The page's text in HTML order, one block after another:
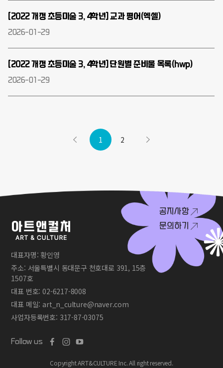
[2022 개정 초등미술 3, 4학년] 교과 평어(엑셀)
2026-01-29
[2022 개정 초등미술 3, 4학년] 단원별 준비물 목록(hwp)
2026-01-29
1 2
대표자명: 황인영
주소: 서울특별시 동대문구 천호대로 391, 15층
1507호
대표 번호: 02-6217-8008
대표 메일: art_n_culture@naver.com
사업자등록번호: 317-87-03075
공지사항
문의하기
Follow us
Copyright ART&CULTURE Inc. All right reserved.